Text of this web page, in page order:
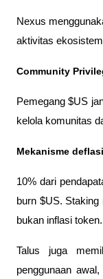
Nexus
aktivitas
Community
Pemegang $US
kelola komunitas
Mekanisme deflasi
10% dari
burn $US. Staking
bukan inflasi token.
Talus juga
penggunaan